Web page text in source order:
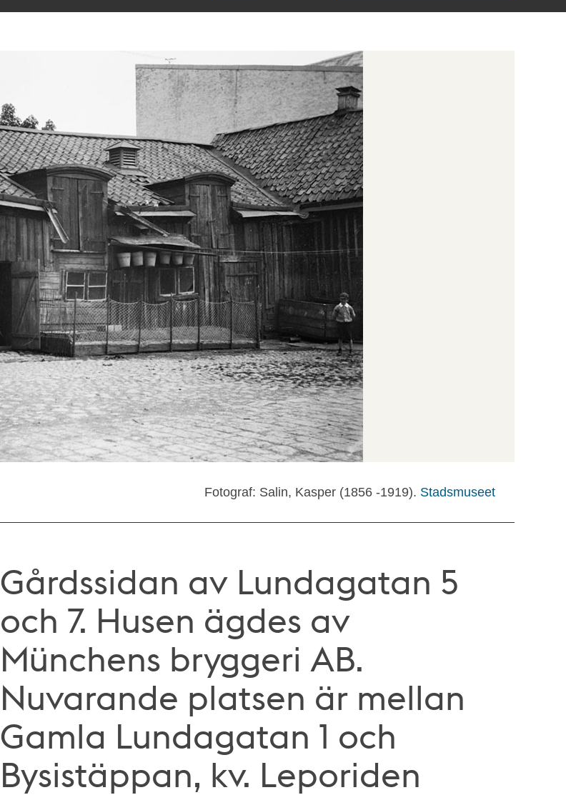
Fotograf: Salin, Kasper (1856 -1919). Stadsmuseet
Gårdssidan av Lundagatan 5
och 7. Husen ägdes av
Münchens bryggeri AB.
Nuvarande platsen är mellan
Gamla Lundagatan 1 och
Bysistäppan, kv. Leporiden